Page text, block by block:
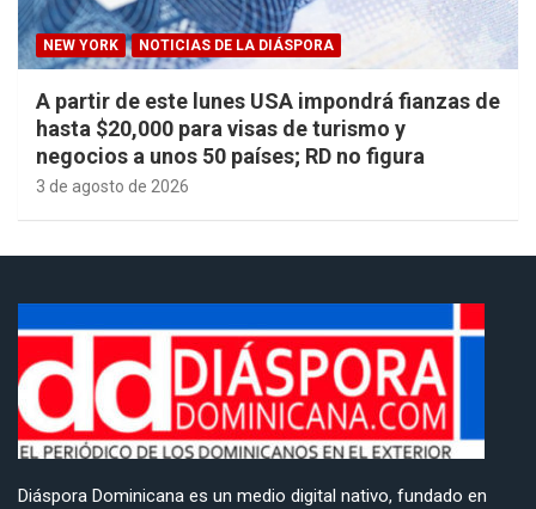
NEW YORK NOTICIAS DE LA DIÁSPORA
A partir de este lunes USA impondrá fianzas de
hasta $20,000 para visas de turismo y
negocios a unos 50 países; RD no figura
3 de agosto de 2026
Diáspora Dominicana es un medio digital nativo, fundado en